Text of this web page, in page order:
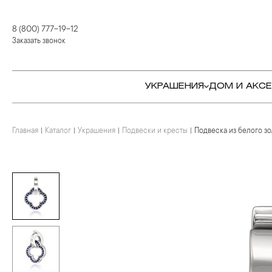
8 (800) 777-19-12
Заказать звонок
УКРАШЕНИЯ
КОЛЬЦА
ПОДВЕСКИ И КРЕСТЫ
БРОШИ
КОЛЬЕ
ЦЕПИ
ДОМ И
СТОЛОВЫЕ ПРИБОРЫ
ДЛЯ ЧАЯ
ДЛЯ КОФЕ
БАР
ДЕТЯМ
КОЛЬЦА
БРАСЛЕТЫ
КОЛЬЕ И ПОДВЕСКИ
БРОШИ
КАМНЕРЕЗНОЕ
ИСКУССТВО
Главная Каталог Украшения Подвески и кресты Подвеска из белого